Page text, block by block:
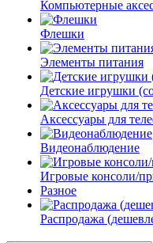
Компьютерные
Флешки
Элементы питания
Детские игрушки
Аксессуары для
Видеонаблюдение
Игровые консоли/
Разное
Распродажа